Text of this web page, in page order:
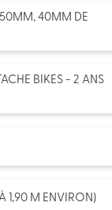
40MM DE
BIKES - 2 ANS
1,90 M ENVIRON)